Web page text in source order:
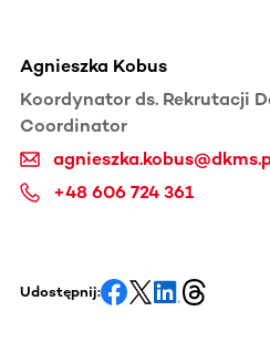
Agnieszka Kobus
Koordynator ds. Rekrutacji
Coordinator
+48 606 724 361
Udostępnij: